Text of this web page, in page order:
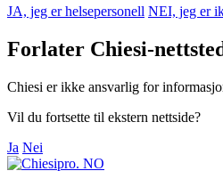
JA, jeg er helsepersonell NEI, jeg er
Forlater Chiesi-
Chiesi er ikke ansvarlig for
Vil du fortsette til ekstern nettside?
Ja Nei